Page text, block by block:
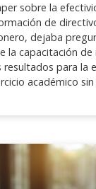
sobre la
de
dejaba
la capacitación de
para la
académico